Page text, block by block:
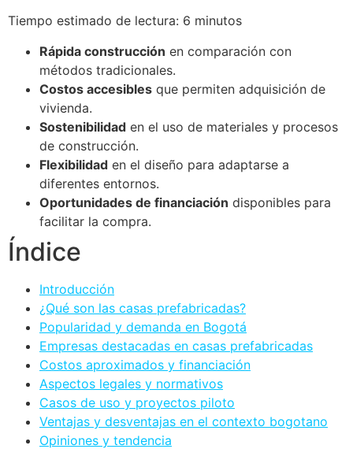
Tiempo estimado de lectura: 6 minutos
Rápida construcción en comparación con
métodos tradicionales.
Costos accesibles que permiten adquisición de
vivienda.
Sostenibilidad en el uso de materiales y procesos
de construcción.
Flexibilidad en el diseño para adaptarse a
diferentes entornos.
Oportunidades de financiación disponibles para
facilitar la compra.
Índice
Introducción
¿Qué son las casas prefabricadas?
Popularidad y demanda en Bogotá
Empresas destacadas en casas prefabricadas
Costos aproximados y financiación
Aspectos legales y normativos
Casos de uso y proyectos piloto
Ventajas y desventajas en el contexto bogotano
Opiniones y tendencia